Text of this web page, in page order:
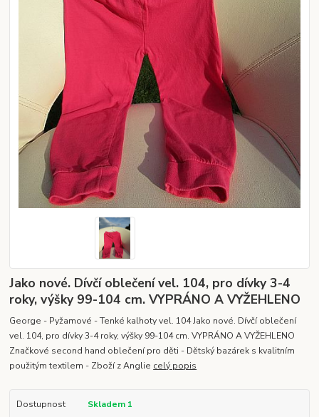
Jako nové. Dívčí oblečení vel. 104, pro dívky 3-4
roky, výšky 99-104 cm. VYPRÁNO A VYŽEHLENO
George - Pyžamové - Tenké kalhoty vel. 104 Jako nové. Dívčí oblečení
vel. 104, pro dívky 3-4 roky, výšky 99-104 cm. VYPRÁNO A VYŽEHLENO
Značkové second hand oblečení pro děti - Dětský bazárek s kvalitním
použitým textilem - Zboží z Anglie celý popis
Dostupnost
Skladem 1